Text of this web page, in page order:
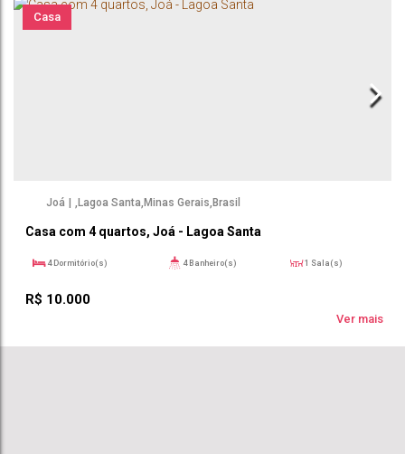
Casa
Casa com 4 quartos, Joá - Lagoa Santa
R$ 10.000
Joá Lagoa Santa Minas Gerais Brasil
4 Dormitório(s) 4 Banheiro(s) 1 Sala(s)
233m²
Ver mais